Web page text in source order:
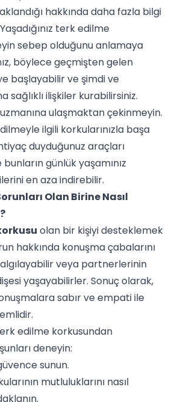
hakkında daha fazla bilgi
terk edilme
sebep olduğunu anlamaya
böylece geçmişten gelen
başlayabilir ve şimdi ve
sağlıklı ilişkiler kurabilirsiniz.
uzmanına ulaşmaktan çekinmeyin.
ilgili korkularınızla başa
duyduğunuz araçları
günlük yaşamınız
en aza indirebilir.
Olan Birine Nasıl
olan bir kişiyi desteklemek
hakkında konuşma çabalarını
veya partnerlerinin
yaşayabilirler. Sonuç olarak,
sabır ve empati ile
edilme korkusundan
deneyin:
sunun.
mutluluklarını nasıl